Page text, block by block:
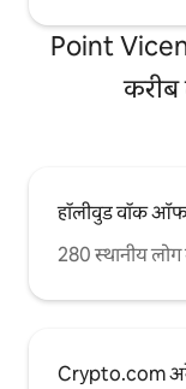
Point
हॉलीवुड वॉक
280 स्थानीय
Crypto.com